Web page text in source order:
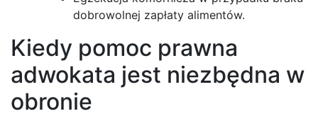
dobrowolnej zapłaty alimentów.
Kiedy pomoc prawna
adwokata jest niezbędna w
obronie